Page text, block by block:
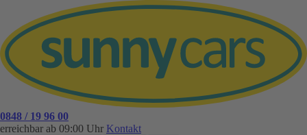
0848 / 19 96 00
erreichbar ab 09:00 Uhr Kontakt